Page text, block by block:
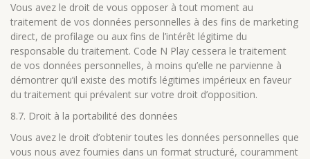
Vous avez le droit de vous opposer à tout moment au
traitement de vos données personnelles à des fins de marketing
direct, de profilage ou aux fins de l’intérêt légitime du
responsable du traitement. Code N Play cessera le traitement
de vos données personnelles, à moins qu’elle ne parvienne à
démontrer qu’il existe des motifs légitimes impérieux en faveur
du traitement qui prévalent sur votre droit d’opposition.
8.7. Droit à la portabilité des données
Vous avez le droit d’obtenir toutes les données personnelles que
vous nous avez fournies dans un format structuré, couramment